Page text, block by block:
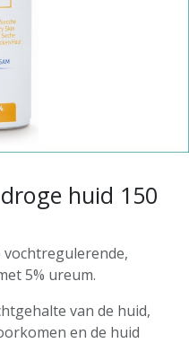
huid 150
vochtregulerende,
5% ureum.
van de huid,
en de huid